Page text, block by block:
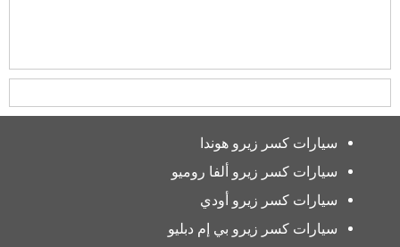
سيارات كسر زيرو هوندا
سيارات كسر زيرو ألفا روميو
سيارات كسر زيرو أودي
سيارات كسر زيرو بي إم دبليو